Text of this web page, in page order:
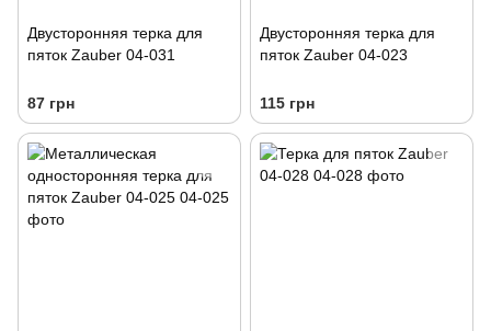
Двусторонняя терка для
пяток Zauber 04-031
87 грн
Двусторонняя терка для
пяток Zauber 04-023
115 грн